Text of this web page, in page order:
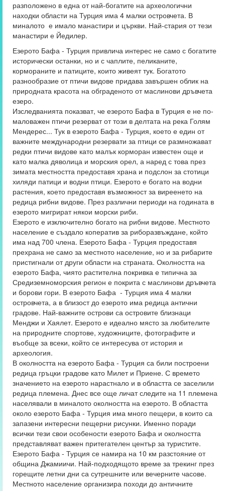
разположено в една от най-богатите на археологични
находки области на Турция има 4 малки островчета. В
миналото е имало манастири и църкви. Най-стария от тези
манастири е Йедилер.
Езерото Бафа - Турция привлича интерес не само с богатите
исторически останки, но и с чаплите, пеликаните,
кормораните и патиците, които живеят тук. Богатото
разнообразие от птичи видове придава завършен облик на
природната красота на обграденото от маслинови дръвчета
езеро.
Изследванията показват, че езерото Бафа в Турция е не по-
маловажен птичи резерват от този в делтата на река Голям
Мендерес... Тук в езерото Бафа - Турция, което е един от
важните международни резервати за птици се размножават
редки птичи видове като малък корморан известен още и
като малка дяволица и морския орел, а наред с това през
зимата местността предоставя храна и подслон за стотици
хиляди патици и водни птици. Езерото е богато на водни
растения, което предоставя възможност за виреенето на
редица рибни видове. През различни периоди на годината в
езерото мигрират някои морски риби.
Езерото е изключително богато на рибни видове. Местното
население е създало коператив за риборазвъждане, който
има над 700 члена. Езерото Бафа - Турция предоставя
прехрана не само за местното население, но и за рибарите
пристигнали от други области на страната. Околността на
езерото Бафа, чиято растителна покривка е типична за
Средиземноморския регион е покрита с маслинови дръвчета
и борови гори. В езерото Бафа - Турция има 4 малки
островчета, а в близост до езерото има редица антични
градове. Най-важните острови са островите близнаци
Менджи и Хаялет. Езерото е идеално място за любителите
на природните спортове, художниците, фотографите и
въобще за всеки, който се интересува от история и
археология.
В околността на езерото Бафа - Турция са били построени
редица гръцки градове като Милет и Приене. С времето
значението на езерото нарастнало и в областта се заселили
редица племена. Днес все още личат следите на 11 племена
населявали в миналото околността на езерото. В областта
около езерото Бафа - Турция има много пещери, в които са
запазени интересни пещерни рисунки. Именно поради
всички тези свои особености езерото Бафа и околността
представляват важен притегателен център за туристите.
Езерото Бафа - Турция се намира на 10 км разстояние от
община Джамиичи. Най-подходящото време за трекинг през
горещите летни дни са сутрешните или вечерните часове.
Местното население организира походи до античните